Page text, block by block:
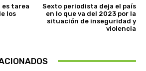
es tarea
los
Sexto periodista deja el país
en lo que va del 2023 por la
situación de inseguridad y
violencia